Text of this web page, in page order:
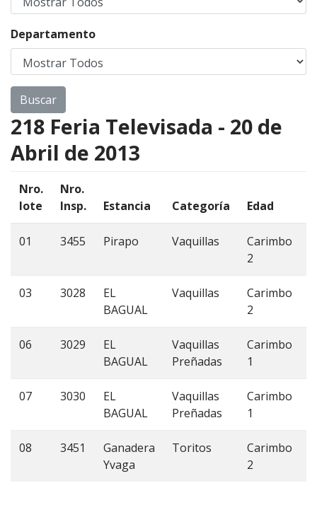
Departamento
218 Feria Televisada - 20 de
Abril de 2013
Nro.
lote
Nro.
Insp.
Estancia Categoría Edad
01 3455 Pirapo Vaquillas
Carimbo
2
03 3028
EL
BAGUAL
Vaquillas
Carimbo
2
06 3029
EL
BAGUAL
Vaquillas
Preñadas
Carimbo
1
07 3030
EL
BAGUAL
Vaquillas
Preñadas
Carimbo
1
08 3451
Ganadera
Yvaga
Toritos
Carimbo
2